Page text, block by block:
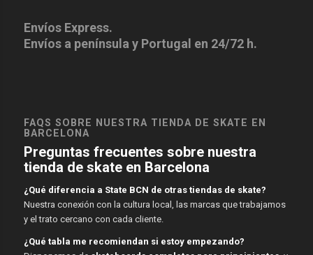
Envíos Express.
Envíos a península y Portugal en 24/72 h.
FAQS SOBRE NUESTRA TIENDA DE SKATE EN
BARCELONA
Preguntas frecuentes sobre nuestra
tienda de skate en Barcelona
¿Qué diferencia a State BCN de otras tiendas de skate?
Nuestra conexión con la cultura local, las marcas que trabajamos
y el trato cercano con cada cliente.
¿Qué tabla me recomiendan si estoy empezando?